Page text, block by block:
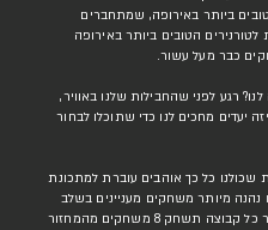
ביותר באירופה, שמתחברים
הטובים ביותר באירופה
כבר מעל עשור.
רגע לפני שהחבילות שלנו באוויר,
יעדים מחכים לנו כדי שתוכלו לבחור
שכולנו כל כך אוהבים עוברת למתכונת
נהנה מיותר משחקים מעניינים בשלב
הבתים כאשר כל קבוצה תשחק 8 משחקים מהמחזור